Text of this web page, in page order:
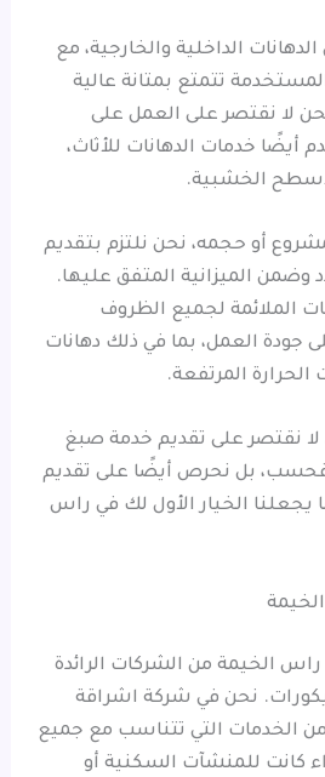
الداخلية والخارجية، مع
تتمتع بمتانة عالية
لا نقتصر على العمل على
أيضًا خدمات الدهانات للأثاث،
الخشبية.
أو حجمه، نحن نلتزم بتقديم
وضمن الميزانية المتفق عليها.
الملائمة لجميع الظروف
جودة العمل، بما في ذلك دهانات
المرتفعة.
نقتصر على تقديم خدمة صبغ
بل نحرص أيضًا على تقديم
يجعلنا الخيار الأول لك في راس
الخيمة من الشركات الرائدة
نحن في شركة اشراقة
الخدمات التي تتناسب مع جميع
كانت للمنشآت السكنية أو